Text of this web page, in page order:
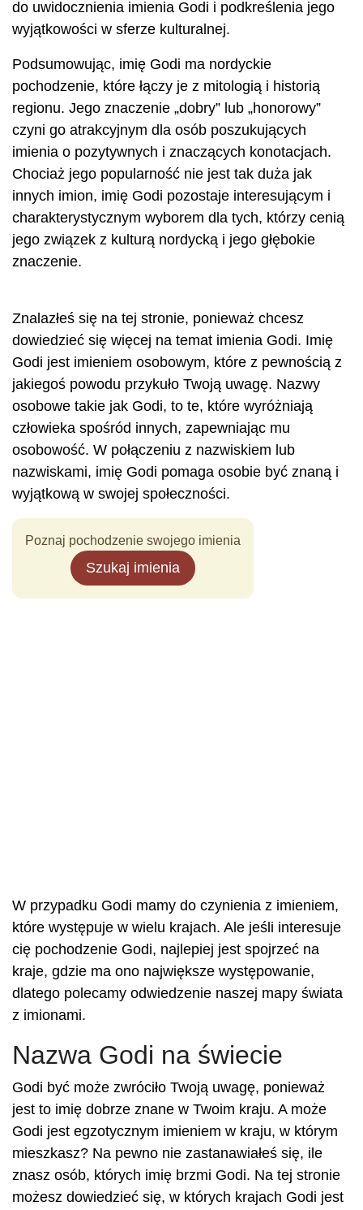
do uwidocznienia imienia Godi i podkreślenia jego
wyjątkowości w sferze kulturalnej.
Podsumowując, imię Godi ma nordyckie
pochodzenie, które łączy je z mitologią i historią
regionu. Jego znaczenie „dobry” lub „honorowy”
czyni go atrakcyjnym dla osób poszukujących
imienia o pozytywnych i znaczących konotacjach.
Chociaż jego popularność nie jest tak duża jak
innych imion, imię Godi pozostaje interesującym i
charakterystycznym wyborem dla tych, którzy cenią
jego związek z kulturą nordycką i jego głębokie
znaczenie.
Znalazłeś się na tej stronie, ponieważ chcesz
dowiedzieć się więcej na temat imienia Godi. Imię
Godi jest imieniem osobowym, które z pewnością z
jakiegoś powodu przykuło Twoją uwagę. Nazwy
osobowe takie jak Godi, to te, które wyróżniają
człowieka spośród innych, zapewniając mu
osobowość. W połączeniu z nazwiskiem lub
nazwiskami, imię Godi pomaga osobie być znaną i
wyjątkową w swojej społeczności.
Poznaj pochodzenie swojego imienia
Szukaj imienia
W przypadku Godi mamy do czynienia z imieniem,
które występuje w wielu krajach. Ale jeśli interesuje
cię pochodzenie Godi, najlepiej jest spojrzeć na
kraje, gdzie ma ono największe występowanie,
dlatego polecamy odwiedzenie naszej mapy świata
z imionami.
Nazwa Godi na świecie
Godi być może zwróciło Twoją uwagę, ponieważ
jest to imię dobrze znane w Twoim kraju. A może
Godi jest egzotycznym imieniem w kraju, w którym
mieszkasz? Na pewno nie zastanawiałeś się, ile
znasz osób, których imię brzmi Godi. Na tej stronie
możesz dowiedzieć się, w których krajach Godi jest